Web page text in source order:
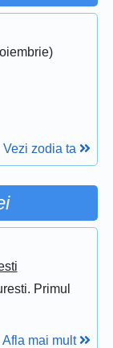
Vezi zodia ta
Primul
Afla mai mult